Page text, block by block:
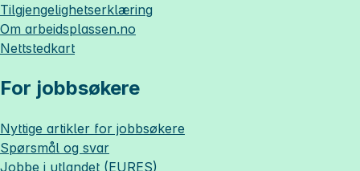
Tilgjengelighetserklæring
Om arbeidsplassen.no
Nettstedkart
For jobbsøkere
Nyttige artikler for jobbsøkere
Spørsmål og svar
Jobbe i utlandet (EURES)